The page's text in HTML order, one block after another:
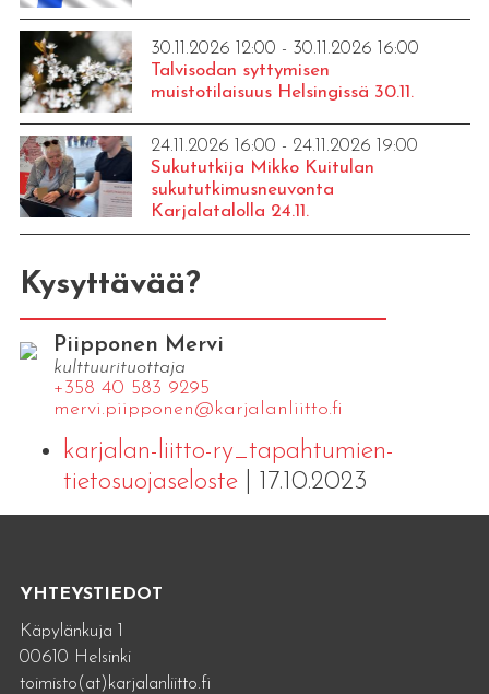
30.11.2026 12:00 - 30.11.2026 16:00
Talvisodan syttymisen
muistotilaisuus Helsingissä 30.11.
24.11.2026 16:00 - 24.11.2026 19:00
Sukututkija Mikko Kuitulan
sukututkimusneuvonta
Karjalatalolla 24.11.
Kysyttävää?
Piipponen Mervi
kulttuurituottaja
+358 40 583 9295
mervi.​piipponen@​kar​jala​nlii​tto.​fi
karjalan-liitto-ry_tapahtumien-
tietosuojaseloste| 17.10.2023
YHTEYSTIEDOT
Käpylänkuja 1
00610 Helsinki
toimisto(at)karjalanliitto.fi